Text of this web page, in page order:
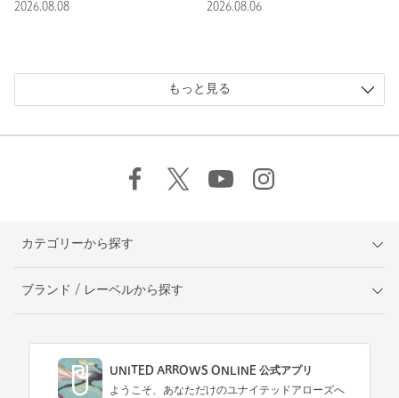
2026.08.08
2026.08.06
もっと見る
カテゴリーから探す
ブランド / レーベルから探す
UNITED ARROWS ONLINE 公式アプリ
ようこそ、あなただけのユナイテッドアローズへ